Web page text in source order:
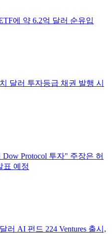
에 약 6.2억 달러 순유입
달러 투자등급 채권 발행 시
Dow Protocol 투자" 주장은 허
표 예정
러 AI 펀드 224 Ventures 출시,